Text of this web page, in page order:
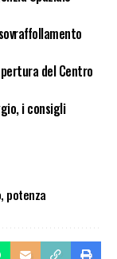
del Centro
i consigli
, potenza